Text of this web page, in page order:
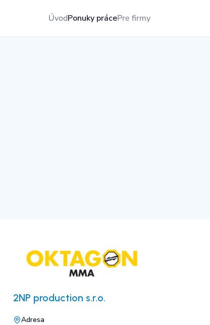
ÚvodPonuky prácePre firmy
2NP production s.r.o.
Adresa